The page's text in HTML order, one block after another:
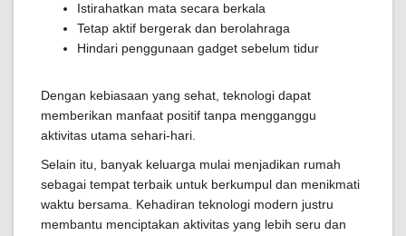
Istirahatkan mata secara berkala
Tetap aktif bergerak dan berolahraga
Hindari penggunaan gadget sebelum tidur
Dengan kebiasaan yang sehat, teknologi dapat
memberikan manfaat positif tanpa mengganggu
aktivitas utama sehari-hari.
Selain itu, banyak keluarga mulai menjadikan rumah
sebagai tempat terbaik untuk berkumpul dan menikmati
waktu bersama. Kehadiran teknologi modern justru
membantu menciptakan aktivitas yang lebih seru dan